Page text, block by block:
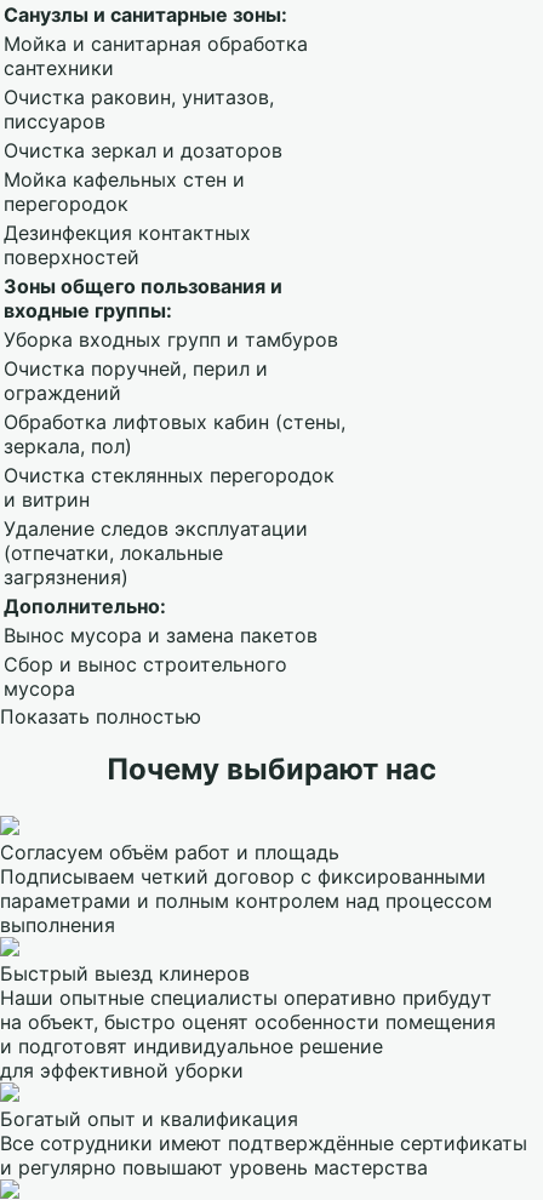
Санузлы и санитарные зоны:
Мойка и санитарная обработка
сантехники
Очистка раковин, унитазов,
писсуаров
Очистка зеркал и дозаторов
Мойка кафельных стен и
перегородок
Дезинфекция контактных
поверхностей
Зоны общего пользования и
входные группы:
Уборка входных групп и тамбуров
Очистка поручней, перил и
ограждений
Обработка лифтовых кабин (стены,
зеркала, пол)
Очистка стеклянных перегородок
и витрин
Удаление следов эксплуатации
(отпечатки, локальные
загрязнения)
Дополнительно:
Вынос мусора и замена пакетов
Сбор и вынос строительного
мусора
Показать полностью
Почему выбирают нас
Согласуем объём работ и площадь
Подписываем четкий договор с фиксированными
параметрами и полным контролем над процессом
выполнения
Быстрый выезд клинеров
Наши опытные специалисты оперативно прибудут
на объект, быстро оценят особенности помещения
и подготовят индивидуальное решение
для эффективной уборки
Богатый опыт и квалификация
Все сотрудники имеют подтверждённые сертификаты
и регулярно повышают уровень мастерства